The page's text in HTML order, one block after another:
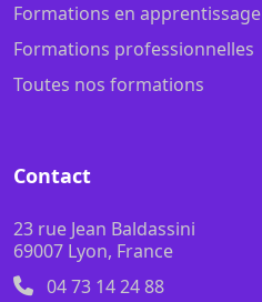
Formations en apprentissage
Formations professionnelles
Toutes nos formations
Contact
23 rue Jean Baldassini
69007 Lyon, France
04 73 14 24 88